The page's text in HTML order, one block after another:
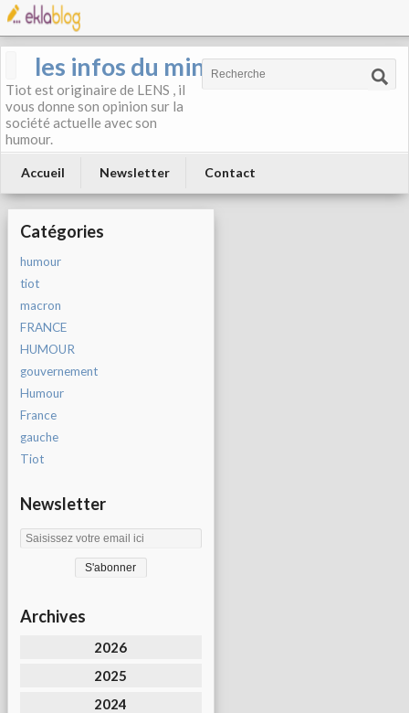
les infos du mineur
Tiot est originaire de LENS , il
vous donne son opinion sur la
société actuelle avec son
humour.
Accueil Newsletter Contact
Catégories
humour
tiot
macron
FRANCE
HUMOUR
gouvernement
Humour
France
gauche
Tiot
Newsletter
Archives
2026
2025
2024